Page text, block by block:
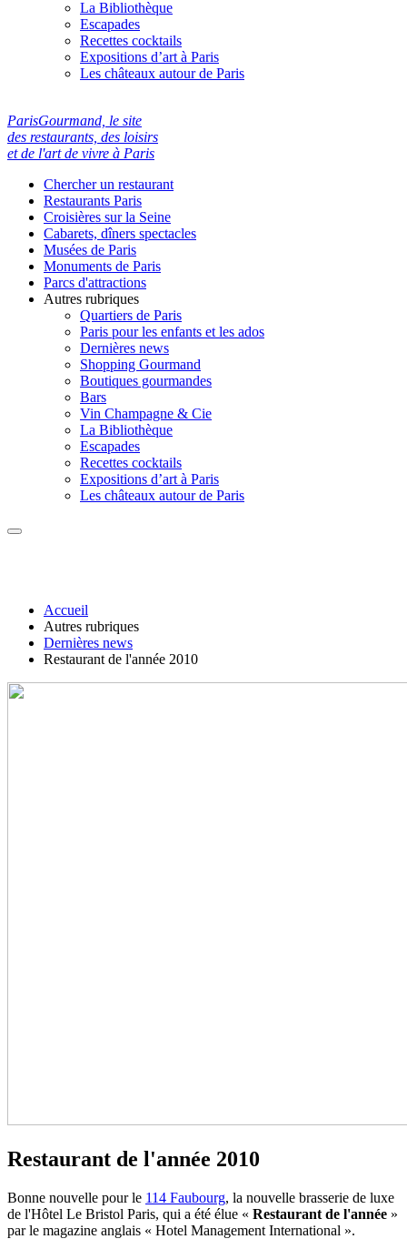
La Bibliothèque
Escapades
Recettes cocktails
Expositions d’art à Paris
Les châteaux autour de Paris
ParisGourmand, le site
des restaurants, des loisirs
et de l'art de vivre à Paris
Chercher un restaurant
Restaurants Paris
Croisières sur la Seine
Cabarets, dîners spectacles
Musées de Paris
Monuments de Paris
Parcs d'attractions
Autres rubriques
Quartiers de Paris
Paris pour les enfants et les ados
Dernières news
Shopping Gourmand
Boutiques gourmandes
Bars
Vin Champagne & Cie
La Bibliothèque
Escapades
Recettes cocktails
Expositions d’art à Paris
Les châteaux autour de Paris
Accueil
Autres rubriques
Dernières news
Restaurant de l'année 2010
Restaurant de l'année 2010
Bonne nouvelle pour le 114 Faubourg, la nouvelle brasserie de luxe
de l'Hôtel Le Bristol Paris, qui a été élue « Restaurant de l'année »
par le magazine anglais « Hotel Management International ».